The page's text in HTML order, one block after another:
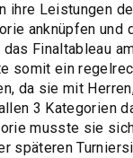
ihre Leistungen
anknüpfen
Finaltableau
somit ein
da sie mit
3 Kategorien
musste sie
späteren